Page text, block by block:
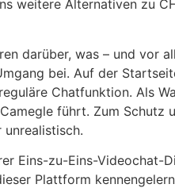
weitere Alternativen zu
darüber, was – und vor
bei. Auf der
Chatfunktion. Als
führt. Zum
unrealistisch.
Eins-zu-Eins-Videochat-
Plattform